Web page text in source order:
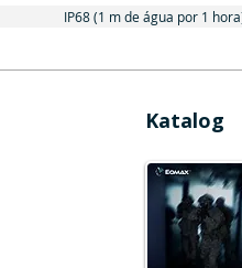
IP68 (1 m de água por 1
Katalog